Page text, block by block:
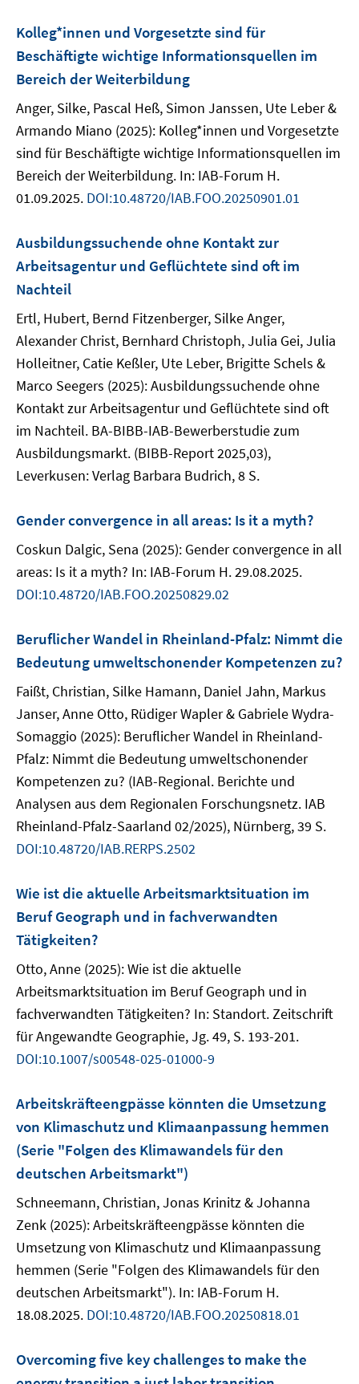
Kolleg*innen und Vorgesetzte sind für
Beschäftigte wichtige Informationsquellen im
Bereich der Weiterbildung
Anger, Silke, Pascal Heß, Simon Janssen, Ute Leber &
Armando Miano (2025): Kolleg*innen und Vorgesetzte
sind für Beschäftigte wichtige Informationsquellen im
Bereich der Weiterbildung. In: IAB-Forum H.
01.09.2025. DOI:10.48720/IAB.FOO.20250901.01
Ausbildungssuchende ohne Kontakt zur
Arbeitsagentur und Geflüchtete sind oft im
Nachteil
Ertl, Hubert, Bernd Fitzenberger, Silke Anger,
Alexander Christ, Bernhard Christoph, Julia Gei, Julia
Holleitner, Catie Keßler, Ute Leber, Brigitte Schels &
Marco Seegers (2025): Ausbildungssuchende ohne
Kontakt zur Arbeitsagentur und Geflüchtete sind oft
im Nachteil. BA-BIBB-IAB-Bewerberstudie zum
Ausbildungsmarkt. (BIBB-Report 2025,03),
Leverkusen: Verlag Barbara Budrich, 8 S.
Gender convergence in all areas: Is it a myth?
Coskun Dalgic, Sena (2025): Gender convergence in all
areas: Is it a myth? In: IAB-Forum H. 29.08.2025.
DOI:10.48720/IAB.FOO.20250829.02
Beruflicher Wandel in Rheinland-Pfalz: Nimmt die
Bedeutung umweltschonender Kompetenzen zu?
Faißt, Christian, Silke Hamann, Daniel Jahn, Markus
Janser, Anne Otto, Rüdiger Wapler & Gabriele Wydra-
Somaggio (2025): Beruflicher Wandel in Rheinland-
Pfalz: Nimmt die Bedeutung umweltschonender
Kompetenzen zu? (IAB-Regional. Berichte und
Analysen aus dem Regionalen Forschungsnetz. IAB
Rheinland-Pfalz-Saarland 02/2025), Nürnberg, 39 S.
DOI:10.48720/IAB.RERPS.2502
Wie ist die aktuelle Arbeitsmarktsituation im
Beruf Geograph und in fachverwandten
Tätigkeiten?
Otto, Anne (2025): Wie ist die aktuelle
Arbeitsmarktsituation im Beruf Geograph und in
fachverwandten Tätigkeiten? In: Standort. Zeitschrift
für Angewandte Geographie, Jg. 49, S. 193-201.
DOI:10.1007/s00548-025-01000-9
Arbeitskräfteengpässe könnten die Umsetzung
von Klimaschutz und Klimaanpassung hemmen
(Serie "Folgen des Klimawandels für den
deutschen Arbeitsmarkt")
Schneemann, Christian, Jonas Krinitz & Johanna
Zenk (2025): Arbeitskräfteengpässe könnten die
Umsetzung von Klimaschutz und Klimaanpassung
hemmen (Serie "Folgen des Klimawandels für den
deutschen Arbeitsmarkt"). In: IAB-Forum H.
18.08.2025. DOI:10.48720/IAB.FOO.20250818.01
Overcoming five key challenges to make the